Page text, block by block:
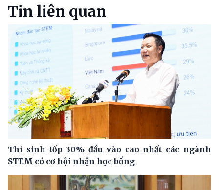
Tin liên quan
Thí sinh tốp 30% đầu vào cao nhất các ngành
STEM có cơ hội nhận học bổng